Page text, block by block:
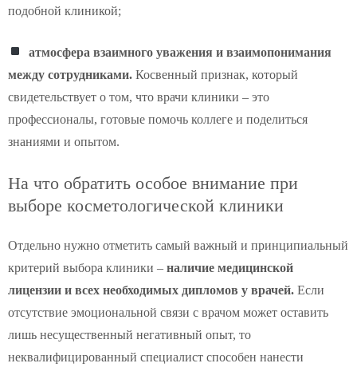
подобной клиникой;
атмосфера взаимного уважения и взаимопонимания
между сотрудниками. Косвенный признак, который
свидетельствует о том, что врачи клиники – это
профессионалы, готовые помочь коллеге и поделиться
знаниями и опытом.
На что обратить особое внимание при
выборе косметологической клиники
Отдельно нужно отметить самый важный и принципиальный
критерий выбора клиники – наличие медицинской
лицензии и всех необходимых дипломов у врачей. Если
отсутствие эмоциональной связи с врачом может оставить
лишь несущественный негативный опыт, то
неквалифицированный специалист способен нанести